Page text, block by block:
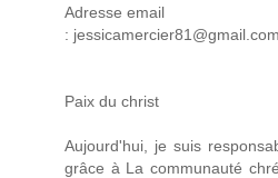
Adresse email
: jessicamercier81@gmail.com
Paix du christ
Aujourd'hui, je suis
grâce à La communauté